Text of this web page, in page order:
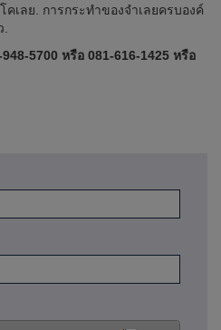
เลย. การกระทำของจำเลยครบองค์
5700 หรือ 081-616-1425 หรือ